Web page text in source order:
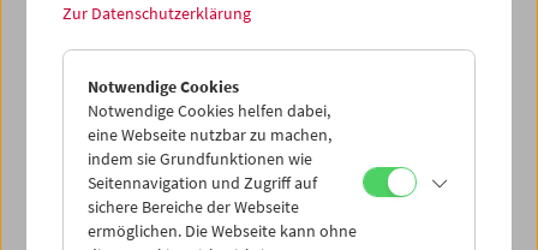
Mo 20.9.
Di 21.9.
Mi 22.9.
Do 23.9.
Zur Datenschutzerklärung
Notwendige Cookies
Notwendige Cookies helfen dabei,
eine Webseite nutzbar zu machen,
indem sie Grundfunktionen wie
Seitennavigation und Zugriff auf
sichere Bereiche der Webseite
ermöglichen. Die Webseite kann ohne